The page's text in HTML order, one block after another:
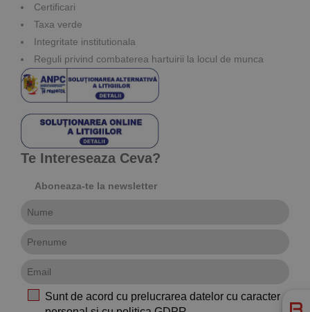
Certificari
Taxa verde
Integritate institutionala
Reguli privind combaterea hartuirii la locul de munca
Te Intereseaza Ceva?
Aboneaza-te la newsletter
Sunt de acord cu prelucrarea datelor cu caracter